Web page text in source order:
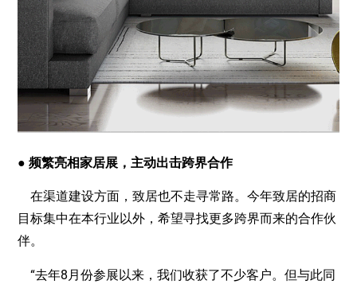
● 频繁亮相家居展，主动出击跨界合作
在渠道建设方面，致居也不走寻常路。今年致居的招商
目标集中在本行业以外，希望寻找更多跨界而来的合作伙
伴。
“去年8月份参展以来，我们收获了不少客户。但与此同